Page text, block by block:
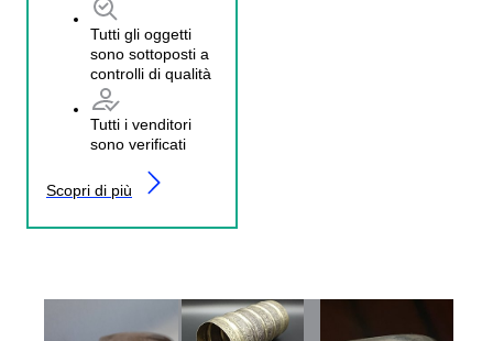
Tutti gli oggetti
sono sottoposti a
controlli di qualità
Tutti i venditori
sono verificati
Scopri di più